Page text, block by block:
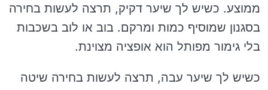
ממוצע. כשיש לך שיער דקיק, תרצה לעשות בחירה
בסגנון שמוסיף כמות ומרקם. בוב או לוב בשכבות
בלי גימור מפותל הוא אופציה מצוינת.
כשיש לך שיער עבה, תרצה לעשות בחירה שיטה